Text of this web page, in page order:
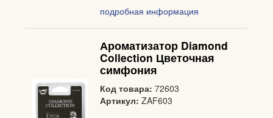
подробная информация
Ароматизатор Diamond
Collection Цветочная
симфония
Код товара: 72603
Артикул: ZAF603